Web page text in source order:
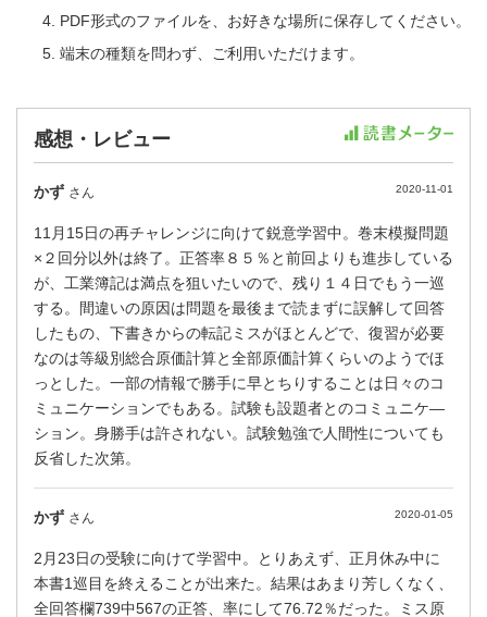
PDF形式のファイルを、お好きな場所に保存してください。
端末の種類を問わず、ご利用いただけます。
感想・レビュー
かず さん 2020-11-01
11月15日の再チャレンジに向けて鋭意学習中。巻末模擬問題
×２回分以外は終了。正答率８５％と前回よりも進歩している
が、工業簿記は満点を狙いたいので、残り１４日でもう一巡
する。間違いの原因は問題を最後まで読まずに誤解して回答
したもの、下書きからの転記ミスがほとんどで、復習が必要
なのは等級別総合原価計算と全部原価計算くらいのようでほ
っとした。一部の情報で勝手に早とちりすることは日々のコ
ミュニケーションでもある。試験も設題者とのコミュニケ―
ション。身勝手は許されない。試験勉強で人間性についても
反省した次第。
かず さん 2020-01-05
2月23日の受験に向けて学習中。とりあえず、正月休み中に
本書1巡目を終えることが出来た。結果はあまり芳しくなく、
全回答欄739中567の正答、率にして76.72％だった。ミス原